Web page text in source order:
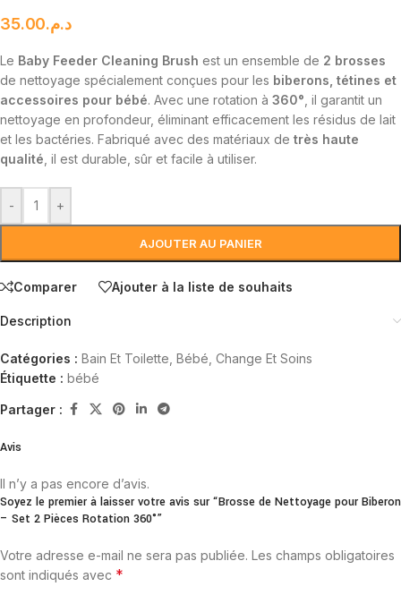
د.م.35.00
Le Baby Feeder Cleaning Brush est un ensemble de 2 brosses
de nettoyage spécialement conçues pour les biberons, tétines et
accessoires pour bébé. Avec une rotation à 360° , il garantit un
nettoyage en profondeur, éliminant efficacement les résidus de lait
et les bactéries. Fabriqué avec des matériaux de très haute
qualité , il est durable, sûr et facile à utiliser.
- +
AJOUTER AU PANIER
Comparer Ajouter à la liste de souhaits
Description
Catégories : Bain Et Toilette Bébé Change Et Soins
Étiquette : bébé
Partager :
Avis
Il n’y a pas encore d’avis.
Soyez le premier à laisser votre avis sur “Brosse de Nettoyage pour Biberon
– Set 2 Pièces Rotation 360°”
Votre adresse e-mail ne sera pas publiée. Les champs obligatoires
sont indiqués avec *